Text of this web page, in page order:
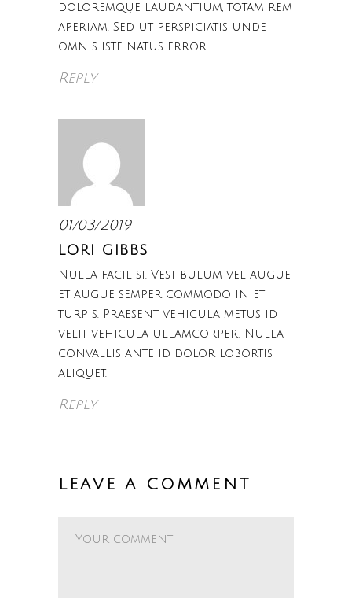
doloremque laudantium, totam rem
aperiam. Sed ut perspiciatis unde
omnis iste natus error
Reply
01/03/2019
LORI GIBBS
Nulla facilisi. Vestibulum vel augue
et augue semper commodo in et
turpis. Praesent vehicula metus id
velit vehicula ullamcorper. Nulla
convallis ante id dolor lobortis
aliquet.
Reply
LEAVE A COMMENT